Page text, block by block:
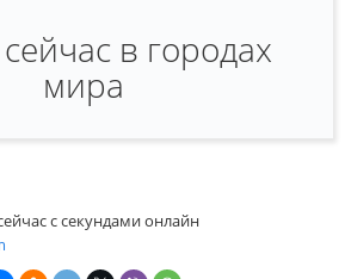
в городах
мира
с секундами онлайн